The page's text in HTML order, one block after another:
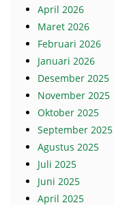
April 2026
Maret 2026
Februari 2026
Januari 2026
Desember 2025
November 2025
Oktober 2025
September 2025
Agustus 2025
Juli 2025
Juni 2025
April 2025